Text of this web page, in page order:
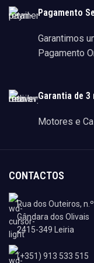
Pagamento
Garantimos
Pagamento
Garantia de 3
Motores e
CONTACTOS
Rua dos Outeiros,
Gândara dos Olivais
2415-349 Leiria
(+351) 913 533 515